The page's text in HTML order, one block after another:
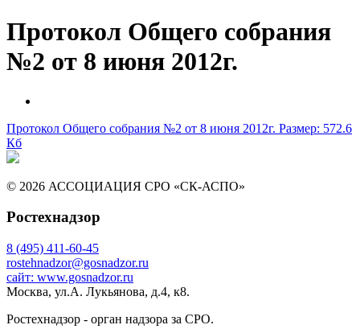
Протокол Общего собрания
№2 от 8 июня 2012г.
Протокол Общего собрания №2 от 8 июня 2012г. Размер: 572.6
Кб
© 2026 АССОЦИАЦИЯ СРО «СК-АСПО»
Ростехнадзор
8 (495) 411-60-45
rostehnadzor@gosnadzor.ru
сайт: www.gosnadzor.ru
Москва, ул.А. Лукьянова, д.4, к8.
Ростехнадзор - орган надзора за СРО.